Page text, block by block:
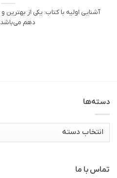
آشنایی اولیه با کتاب: یکی ‌از بهترین
دهم می‌باشد
دسته‌ها
دسته‌ها
تماس با ما